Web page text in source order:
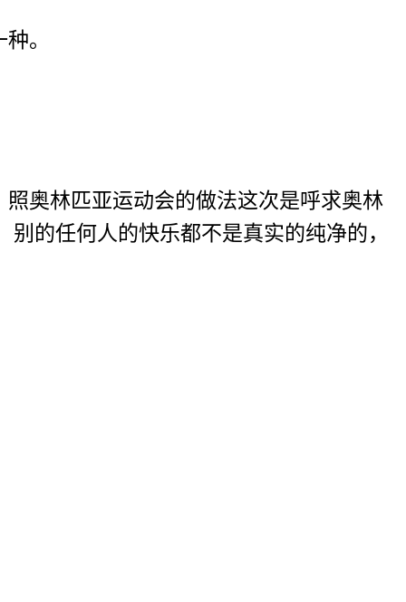
。
奥林匹亚运动会的做法这次是呼求奥林
的任何人的快乐都不是真实的纯净的，